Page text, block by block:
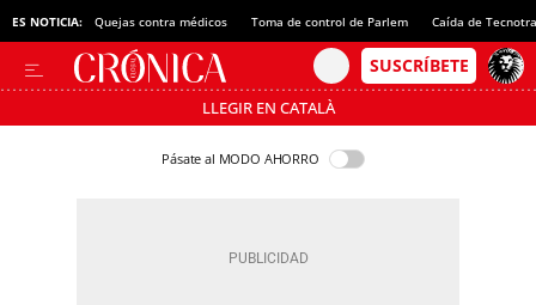
ES NOTICIA: Quejas contra médicos Toma de control de Parlem Caída de
LLEGIR EN CATALÀ
Pásate al MODO AHORRO